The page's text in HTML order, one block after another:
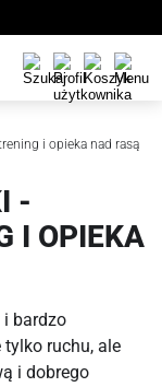
i opieka nad rasą
-
I OPIEKA
i bardzo
ruchu, ale
i dobrego